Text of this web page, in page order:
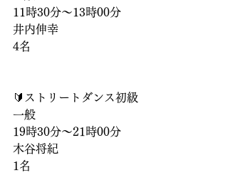
11時30分〜13時00分
井内伸幸
4名
🔰ストリートダンス初級
一般
19時30分〜21時00分
木谷将紀
1名